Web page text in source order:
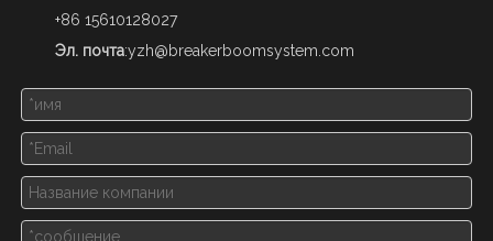
+86 15610128027
Эл. почта:yzh@breakerboomsystem.com